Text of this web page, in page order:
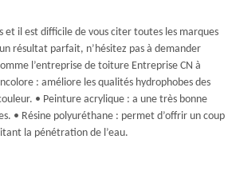
et il est difficile de vous citer toutes les marques
résultat parfait, n’hésitez pas à demander
l’entreprise de toiture Entreprise CN à
: améliore les qualités hydrophobes des
• Peinture acrylique : a une très bonne
• Résine polyuréthane : permet d’offrir un coup
la pénétration de l’eau.